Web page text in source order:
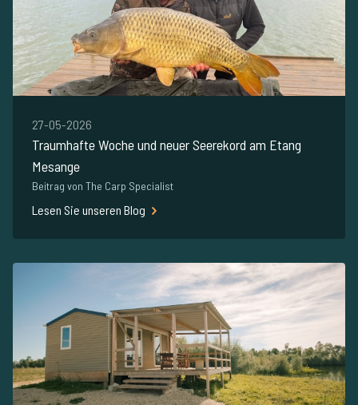
27-05-2026
Traumhafte Woche und neuer Seerekord am Etang
Mesange
Beitrag von The Carp Specialist
Lesen Sie unseren Blog